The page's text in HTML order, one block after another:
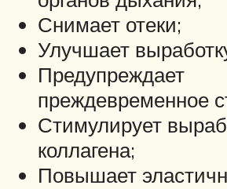
Снимает отеки;
Улучшает
Предупреждает
преждевременное
Стимулирует
коллагена;
Повышает